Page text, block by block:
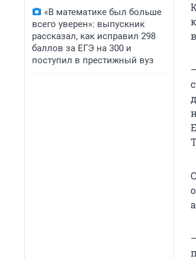
«В математике был больше
всего уверен»: выпускник
рассказал, как исправил 298
баллов за ЕГЭ на 300 и
поступил в престижный вуз